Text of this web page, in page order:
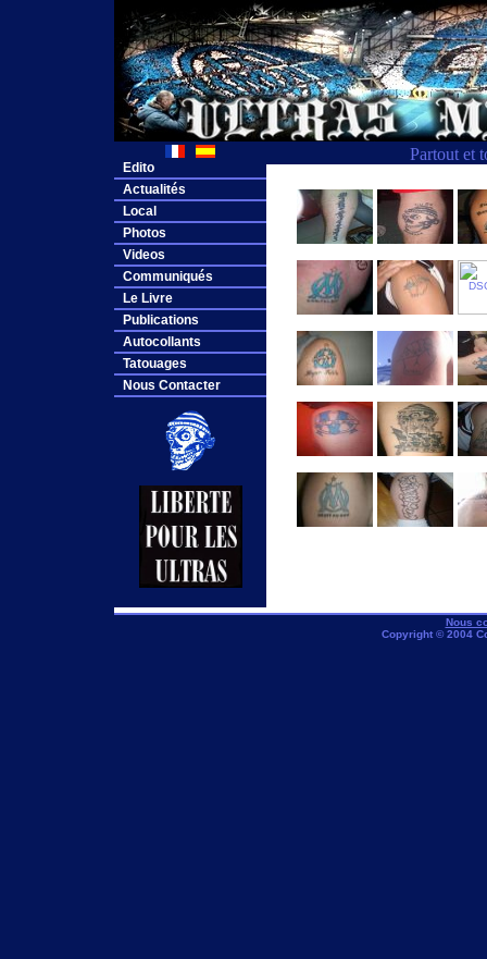
Partout et
Edito
Actualités
Local
Photos
Videos
Communiqués
Le Livre
Publications
Autocollants
Tatouages
Nous Contacter
Nous
Copyright © 2004